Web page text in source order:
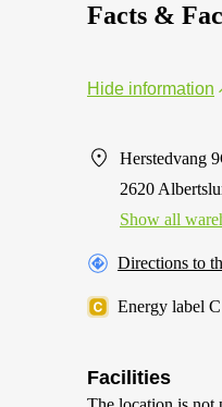
Facts &
Hide information
Herstedvang
2620
Show all
Directions to
Energy label C
Facilities